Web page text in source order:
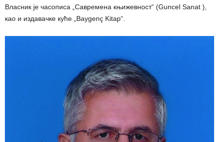
Власник је часописа „Савремена књижевност“ (Guncel Sanat ),
као и издавачке куће „Baygenç Kitap“.